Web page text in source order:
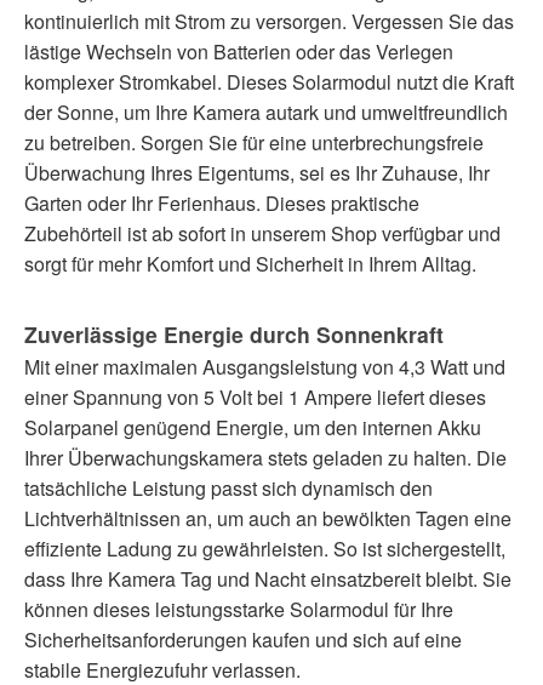
kontinuierlich mit Strom zu versorgen. Vergessen Sie das
lästige Wechseln von Batterien oder das Verlegen
komplexer Stromkabel. Dieses Solarmodul nutzt die Kraft
der Sonne, um Ihre Kamera autark und umweltfreundlich
zu betreiben. Sorgen Sie für eine unterbrechungsfreie
Überwachung Ihres Eigentums, sei es Ihr Zuhause, Ihr
Garten oder Ihr Ferienhaus. Dieses praktische
Zubehörteil ist ab sofort in unserem Shop verfügbar und
sorgt für mehr Komfort und Sicherheit in Ihrem Alltag.
Zuverlässige Energie durch Sonnenkraft
Mit einer maximalen Ausgangsleistung von 4,3 Watt und
einer Spannung von 5 Volt bei 1 Ampere liefert dieses
Solarpanel genügend Energie, um den internen Akku
Ihrer Überwachungskamera stets geladen zu halten. Die
tatsächliche Leistung passt sich dynamisch den
Lichtverhältnissen an, um auch an bewölkten Tagen eine
effiziente Ladung zu gewährleisten. So ist sichergestellt,
dass Ihre Kamera Tag und Nacht einsatzbereit bleibt. Sie
können dieses leistungsstarke Solarmodul für Ihre
Sicherheitsanforderungen kaufen und sich auf eine
stabile Energiezufuhr verlassen.